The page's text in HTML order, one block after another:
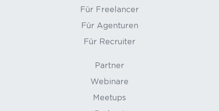
Für Freelancer
Für Agenturen
Für Recruiter
Partner
Webinare
Meetups